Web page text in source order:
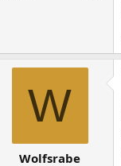
W
Wolfsrabe